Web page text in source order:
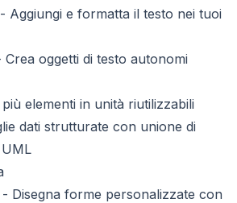
- Aggiungi e formatta il testo nei tuoi
Crea oggetti di testo autonomi
elementi in unità riutilizzabili
dati strutturate con unione di
- Disegna forme personalizzate con